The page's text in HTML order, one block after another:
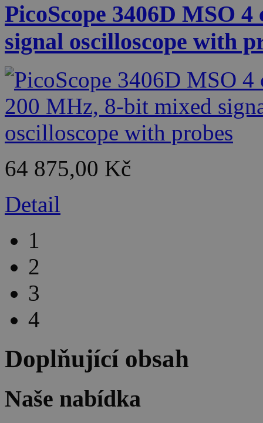
PicoScope 3406D MSO
signal oscilloscope with
64 875,00 Kč
Detail
1
2
3
4
Doplňující obsah
Naše nabídka